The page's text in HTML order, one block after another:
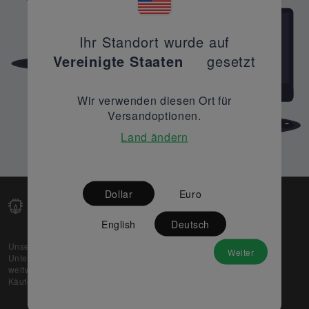
Unsere Web-Plattform unterstützt OEM- und EMS-
Unternehmen dabei, ihre überschüssigen Lagerbestände
weltweit zu verkaufen und gleichzeitig den potenziellen
Käufern beste Preise und Qualität zu bieten.
Partner
Ihr Standort wurde auf
Vereinigte Staaten
gesetzt
Wir verwenden diesen Ort für
Versandoptionen.
Land ändern
Dollar Euro
English Deutsch
Weiter